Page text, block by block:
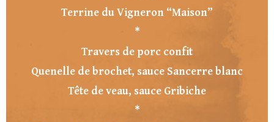
Terrine du Vigneron “Maison”
*
Travers de porc confit
Quenelle de brochet, sauce Sancerre blanc
Tête de veau, sauce Gribiche
*